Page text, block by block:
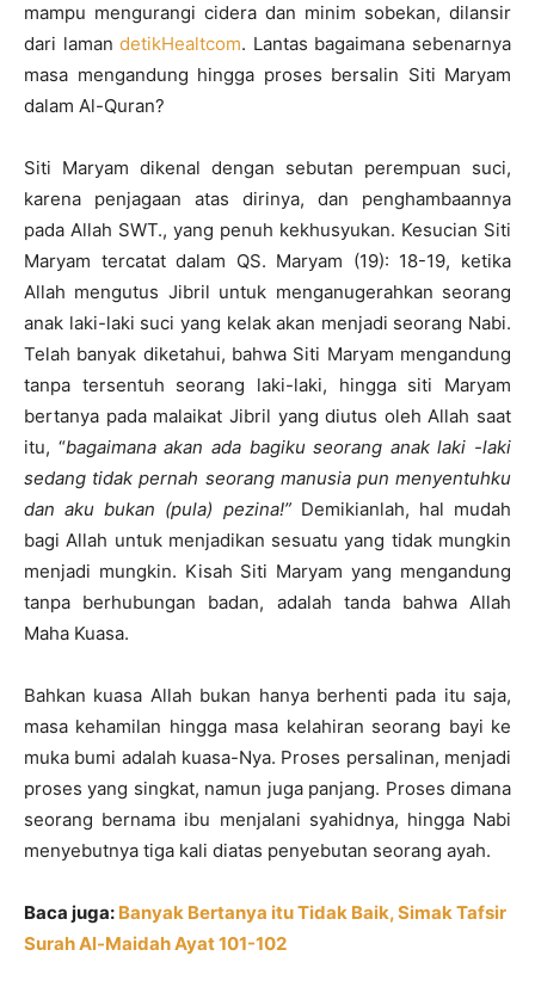
mampu mengurangi cidera dan minim sobekan, dilansir
dari lamandetikHealtcom. Lantas bagaimana sebenarnya
masa mengandung hingga proses bersalin Siti Maryam
dalam Al-Quran?
Siti Maryam dikenal dengan sebutan perempuan suci,
karena penjagaan atas dirinya, dan penghambaannya
pada Allah SWT., yang penuh kekhusyukan. Kesucian Siti
Maryam tercatat dalam QS. Maryam (19): 18-19, ketika
Allah mengutus Jibril untuk menganugerahkan seorang
anak laki-laki suci yang kelak akan menjadi seorang Nabi.
Telah banyak diketahui, bahwa Siti Maryam mengandung
tanpa tersentuh seorang laki-laki, hingga siti Maryam
bertanya pada malaikat Jibril yang diutus oleh Allah saat
itu, “bagaimana akan ada bagiku seorang anak laki -laki
sedang tidak pernah seorang manusia pun menyentuhku
dan aku bukan (pula) pezina!” Demikianlah, hal mudah
bagi Allah untuk menjadikan sesuatu yang tidak mungkin
menjadi mungkin. Kisah Siti Maryam yang mengandung
tanpa berhubungan badan, adalah tanda bahwa Allah
Maha Kuasa.
Bahkan kuasa Allah bukan hanya berhenti pada itu saja,
masa kehamilan hingga masa kelahiran seorang bayi ke
muka bumi adalah kuasa-Nya. Proses persalinan, menjadi
proses yang singkat, namun juga panjang. Proses dimana
seorang bernama ibu menjalani syahidnya, hingga Nabi
menyebutnya tiga kali diatas penyebutan seorang ayah.
Baca juga: Banyak Bertanya itu Tidak Baik, Simak Tafsir
Surah Al-Maidah Ayat 101-102